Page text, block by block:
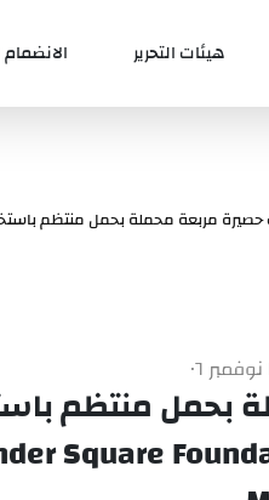
هيئات التحرير
مربعة محملة بحمل منتظم
منتظم
Square